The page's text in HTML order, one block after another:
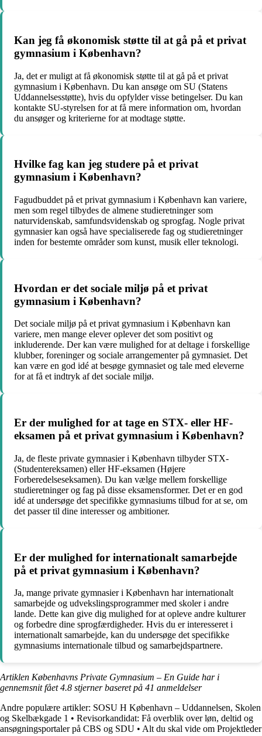
Kan jeg få økonomisk støtte til at gå på et privat
gymnasium i København?
Ja, det er muligt at få økonomisk støtte til at gå på et privat
gymnasium i København. Du kan ansøge om SU (Statens
Uddannelsesstøtte), hvis du opfylder visse betingelser. Du kan
kontakte SU-styrelsen for at få mere information om, hvordan
du ansøger og kriterierne for at modtage støtte.
Hvilke fag kan jeg studere på et privat
gymnasium i København?
Fagudbuddet på et privat gymnasium i København kan variere,
men som regel tilbydes de almene studieretninger som
naturvidenskab, samfundsvidenskab og sprogfag. Nogle privat
gymnasier kan også have specialiserede fag og studieretninger
inden for bestemte områder som kunst, musik eller teknologi.
Hvordan er det sociale miljø på et privat
gymnasium i København?
Det sociale miljø på et privat gymnasium i København kan
variere, men mange elever oplever det som positivt og
inkluderende. Der kan være mulighed for at deltage i forskellige
klubber, foreninger og sociale arrangementer på gymnasiet. Det
kan være en god idé at besøge gymnasiet og tale med eleverne
for at få et indtryk af det sociale miljø.
Er der mulighed for at tage en STX- eller HF-
eksamen på et privat gymnasium i København?
Ja, de fleste private gymnasier i København tilbyder STX-
(Studentereksamen) eller HF-eksamen (Højere
Forberedelseseksamen). Du kan vælge mellem forskellige
studieretninger og fag på disse eksamensformer. Det er en god
idé at undersøge det specifikke gymnasiums tilbud for at se, om
det passer til dine interesser og ambitioner.
Er der mulighed for internationalt samarbejde
på et privat gymnasium i København?
Ja, mange private gymnasier i København har internationalt
samarbejde og udvekslingsprogrammer med skoler i andre
lande. Dette kan give dig mulighed for at opleve andre kulturer
og forbedre dine sprogfærdigheder. Hvis du er interesseret i
internationalt samarbejde, kan du undersøge det specifikke
gymnasiums internationale tilbud og samarbejdspartnere.
Artiklen Københavns Private Gymnasium – En Guide har i
gennemsnit fået4.8 stjerner baseret på 41 anmeldelser
Andre populære artikler: SOSU H København – Uddannelsen, Skolen
og Skelbækgade 1 • Revisorkandidat: Få overblik over løn, deltid og
ansøgningsportaler på CBS og SDU • Alt du skal vide om Projektleder